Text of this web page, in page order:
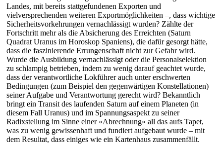
Landes, mit bereits stattgefundenen Exporten und
vielversprechenden weiteren Exportmöglichkeiten –, dass wichtige
Sicherheitsvorkehrungen vernachlässigt wurden? Zählte der
Fortschritt mehr als die Absicherung des Erreichten (Saturn
Quadrat Uranus im Horoskop Spaniens), die dafür gesorgt hätte,
dass die faszinierende Errungenschaft nicht zur Gefahr wird.
Wurde die Ausbildung vernachlässigt oder die Personalselektion
zu schlampig betrieben, indem zu wenig darauf geachtet wurde,
dass der verantwortliche Lokführer auch unter erschwerten
Bedingungen (zum Beispiel den gegenwärtigen Konstellationen)
seiner Aufgabe und Verantwortung gerecht wird? Bekanntlich
bringt ein Transit des laufenden Saturn auf einem Planeten (in
diesem Fall Uranus) und im Spannungsaspekt zu seiner
Radixstellung im Sinne einer «Abrechnung» all das aufs Tapet,
was zu wenig gewissenhaft und fundiert aufgebaut wurde – mit
dem Resultat, dass einiges wie ein Kartenhaus zusammenfällt.